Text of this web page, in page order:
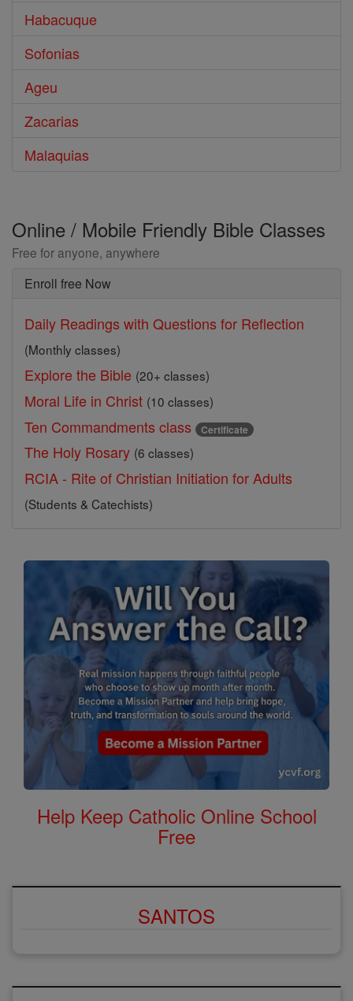
Habacuque
Sofonias
Ageu
Zacarias
Malaquias
Online / Mobile Friendly Bible Classes
Free for anyone, anywhere
Enroll free Now
Daily Readings with Questions for Reflection
(Monthly classes)
Explore the Bible (20+ classes)
Moral Life in Christ (10 classes)
Ten Commandments class Certificate
The Holy Rosary (6 classes)
RCIA - Rite of Christian Initiation for Adults
(Students & Catechists)
Help Keep Catholic Online School
Free
SANTOS